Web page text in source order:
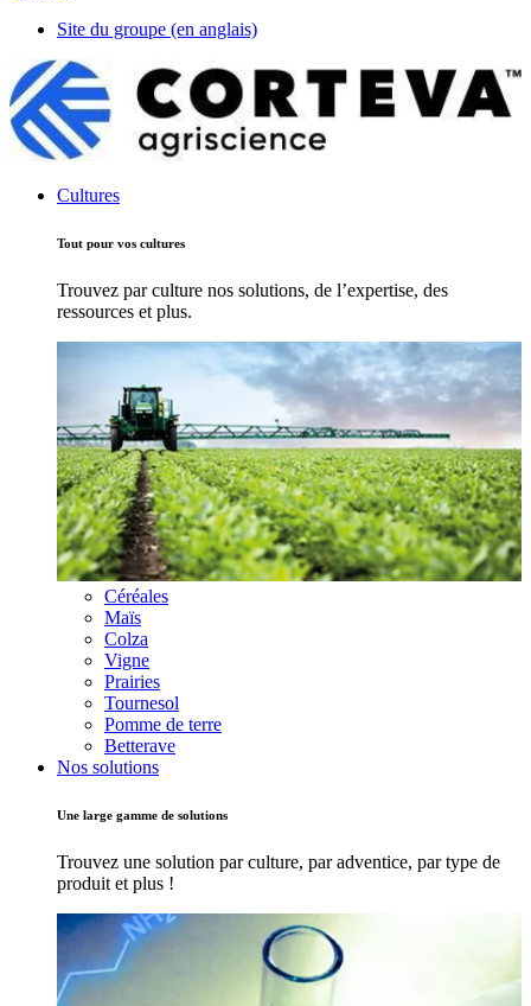
Site du groupe (en anglais)
Cultures
Tout pour vos cultures
Trouvez par culture nos solutions, de l’expertise, des
ressources et plus.
Céréales
Maïs
Colza
Vigne
Prairies
Tournesol
Pomme de terre
Betterave
Nos solutions
Une large gamme de solutions
Trouvez une solution par culture, par adventice, par type de
produit et plus !